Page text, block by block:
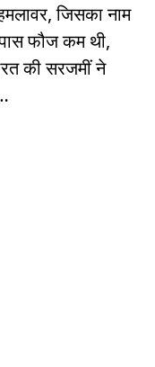
जिसका नाम
पास फौज कम थी,
की सरजमीं ने